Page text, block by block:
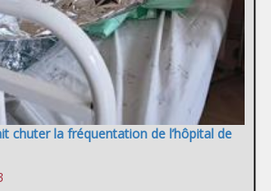
chuter la fréquentation de l’hôpital de